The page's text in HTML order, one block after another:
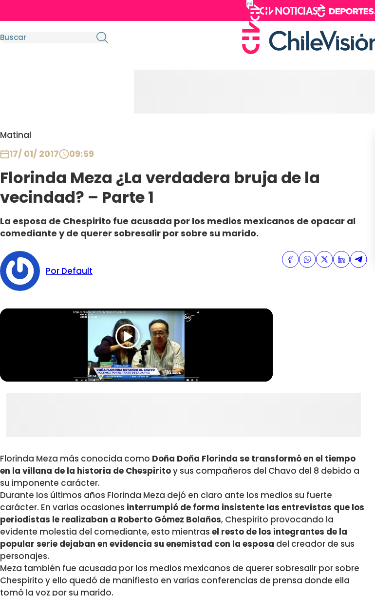
Matinal
17/ 01/ 2017 09:59
Florinda Meza ¿La verdadera bruja de la
vecindad? – Parte 1
La esposa de Chespirito fue acusada por los medios mexicanos de opacar al
comediante y de querer sobresalir por sobre su marido.
Por Default
Florinda Meza más conocida como Doña Doña Florinda se transformó en el tiempo
en la villana de la historia de Chespiritoy sus compañeros del Chavo del 8 debido a
su imponente carácter.
Durante los últimos años Florinda Meza dejó en claro ante los medios su fuerte
carácter. En varias ocasiones interrumpió de forma insistente las entrevistas que los
periodistas le realizaban a Roberto Gómez Bolaños, Chespirito provocando la
evidente molestia del comediante, esto mientras el resto de los integrantes de la
popular serie dejaban en evidencia su enemistad con la esposa del creador de sus
personajes.
Meza también fue acusada por los medios mexicanos de querer sobresalir por sobre
Chespirito y ello quedó de manifiesto en varias conferencias de prensa donde ella
tomó la voz por su marido.